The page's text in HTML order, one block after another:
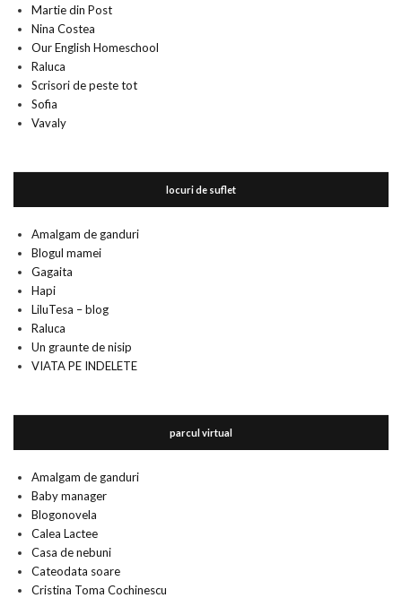
Martie din Post
Nina Costea
Our English Homeschool
Raluca
Scrisori de peste tot
Sofia
Vavaly
locuri de suflet
Amalgam de ganduri
Blogul mamei
Gagaita
Hapi
LiluTesa – blog
Raluca
Un graunte de nisip
VIATA PE INDELETE
parcul virtual
Amalgam de ganduri
Baby manager
Blogonovela
Calea Lactee
Casa de nebuni
Cateodata soare
Cristina Toma Cochinescu